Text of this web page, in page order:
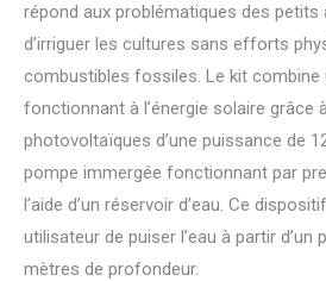
répond aux problématiques des petits
d’irriguer les cultures sans efforts
combustibles fossiles. Le kit combine
fonctionnant à l’énergie solaire grâce
photovoltaïques d’une puissance de
pompe immergée fonctionnant par
l’aide d’un réservoir d’eau. Ce
utilisateur de puiser l’eau à partir d’un
mètres de profondeur.